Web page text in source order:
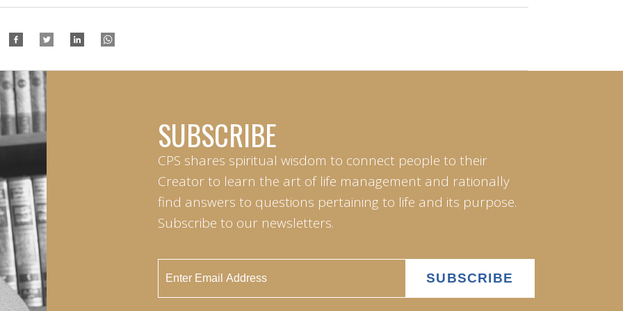
SUBSCRIBE
CPS shares spiritual wisdom to connect people to their
Creator to learn the art of life management and rationally
find answers to questions pertaining to life and its purpose.
Subscribe to our newsletters.